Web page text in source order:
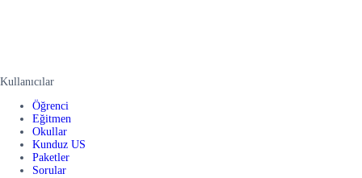
Kullanıcılar
Öğrenci
Eğitmen
Okullar
Kunduz US
Paketler
Sorular